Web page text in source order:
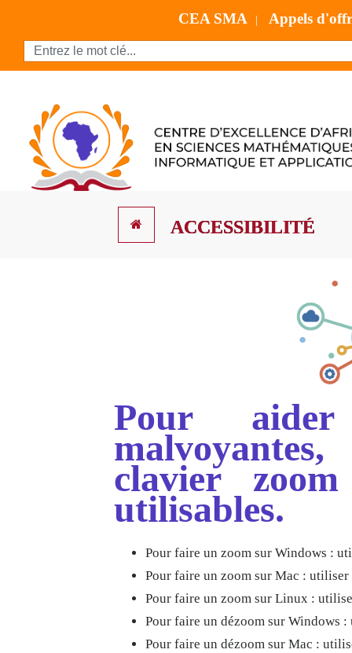
CEA SMA Appels
ACCESSIBILITÉ
Pour
clavier
utilisables.
Pour faire un zoom sur Windows :
Pour faire un zoom sur Mac : utiliser
Pour faire un zoom sur Linux :
Pour faire un dézoom sur Windows
Pour faire un dézoom sur Mac :